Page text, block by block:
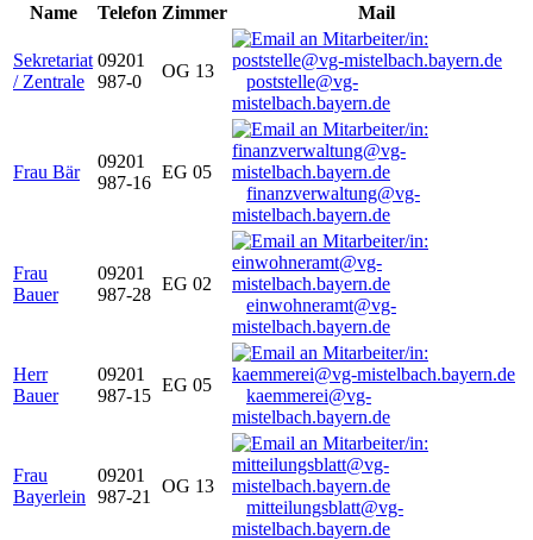
Name
Telefon Zimmer Mail
Sekretariat
/ Zentrale
09201
987-0
OG 13
poststelle@vg-
mistelbach.bayern.de
Frau Bär
09201
987-16
EG 05
finanzverwaltung@vg-
mistelbach.bayern.de
Frau
Bauer
09201
987-28
EG 02
einwohneramt@vg-
mistelbach.bayern.de
Herr
Bauer
09201
987-15
EG 05
kaemmerei@vg-
mistelbach.bayern.de
Frau
Bayerlein
09201
987-21
OG 13
mitteilungsblatt@vg-
mistelbach.bayern.de